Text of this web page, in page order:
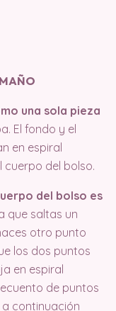
una sola pieza
El fondo y el
en espiral
cuerpo del bolso.
del bolso es
que saltas un
otro punto
los dos puntos
en espiral
de puntos
a continuación